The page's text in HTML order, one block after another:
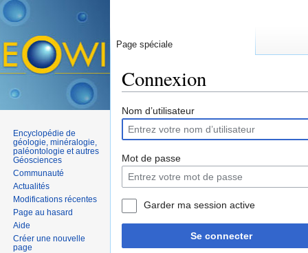
Connexion
Nom d’utilisateur
Mot de passe
Garder ma session active
Se connecter
Page spéciale
Encyclopédie de
géologie, minéralogie,
paléontologie et autres
Géosciences
Communauté
Actualités
Modifications récentes
Page au hasard
Aide
Créer une nouvelle
page